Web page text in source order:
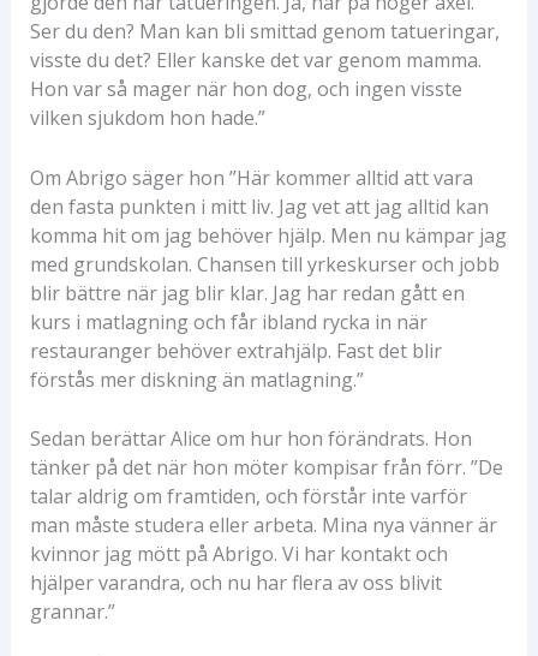
Ser du den? Man kan bli smittad genom tatueringar,
visste du det? Eller kanske det var genom mamma.
Hon var så mager när hon dog, och ingen visste
vilken sjukdom hon hade.”
Om Abrigo säger hon ”Här kommer alltid att vara
den fasta punkten i mitt liv. Jag vet att jag alltid kan
komma hit om jag behöver hjälp. Men nu kämpar jag
med grundskolan. Chansen till yrkeskurser och jobb
blir bättre när jag blir klar. Jag har redan gått en
kurs i matlagning och får ibland rycka in när
restauranger behöver extrahjälp. Fast det blir
förstås mer diskning än matlagning.”
Sedan berättar Alice om hur hon förändrats. Hon
tänker på det när hon möter kompisar från förr. ”De
talar aldrig om framtiden, och förstår inte varför
man måste studera eller arbeta. Mina nya vänner är
kvinnor jag mött på Abrigo. Vi har kontakt och
hjälper varandra, och nu har flera av oss blivit
grannar.”